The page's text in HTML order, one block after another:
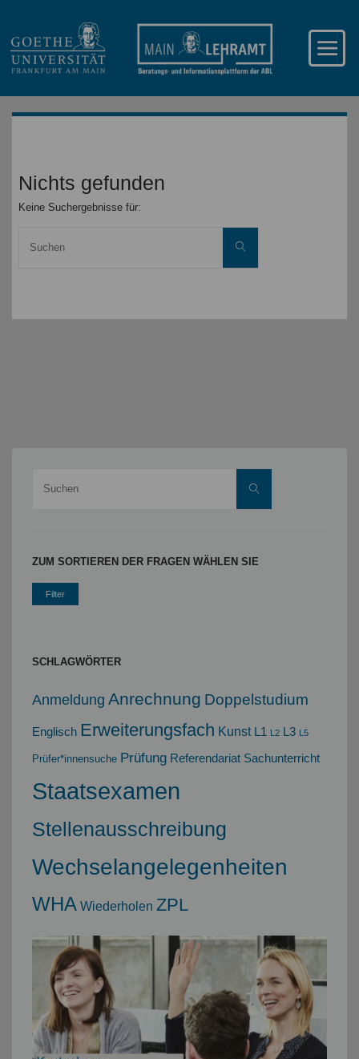
Nichts gefunden
Keine Suchergebnisse für:
Suchen
Suchen
ZUM SORTIEREN DER FRAGEN WÄHLEN SIE
SCHLAGWÖRTER
Anmeldung Anrechnung Doppelstudium
Englisch Erweiterungsfach Kunst L1 L2 L3 L5
Prüfer*innensuche Prüfung Referendariat Sachunterricht
Staatsexamen
Stellenausschreibung
Wechselangelegenheiten
WHA Wiederholen ZPL